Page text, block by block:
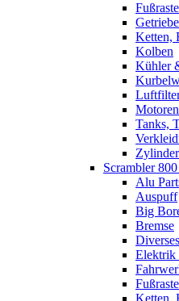
Getriebe
Ketten,
Kolben
Kühler
Tanks,
Scrambler
Alu
Auspuff
Big
Bremse
Diverses
Elektrik
Ketten,